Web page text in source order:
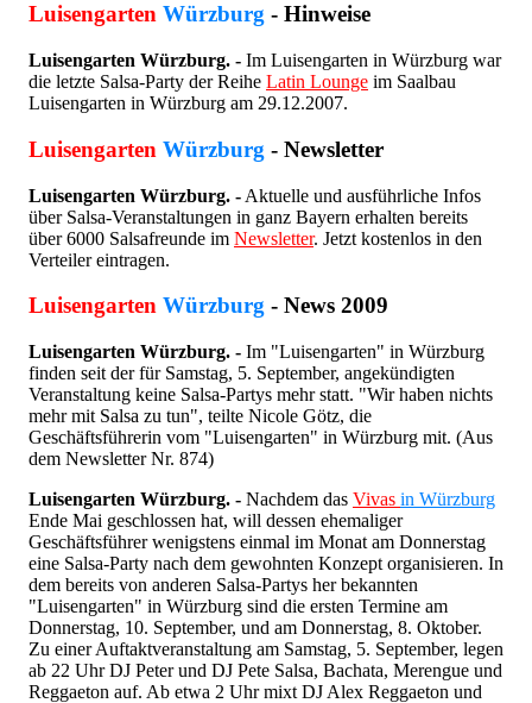
Luisengarten Würzburg - Hinweise
Luisengarten Würzburg. - Im Luisengarten in Würzburg war
die letzte Salsa-Party der Reihe Latin Lounge im Saalbau
Luisengarten in Würzburg am 29.12.2007.
Luisengarten Würzburg - Newsletter
Luisengarten Würzburg. - Aktuelle und ausführliche Infos
über Salsa-Veranstaltungen in ganz Bayern erhalten bereits
über 6000 Salsafreunde im Newsletter. Jetzt kostenlos in den
Verteiler eintragen.
Luisengarten Würzburg - News 2009
Luisengarten Würzburg. - Im "Luisengarten" in Würzburg
finden seit der für Samstag, 5. September, angekündigten
Veranstaltung keine Salsa-Partys mehr statt. "Wir haben nichts
mehr mit Salsa zu tun", teilte Nicole Götz, die
Geschäftsführerin vom "Luisengarten" in Würzburg mit. (Aus
dem Newsletter Nr. 874)
Luisengarten Würzburg. - Nachdem das Vivas in Würzburg
Ende Mai geschlossen hat, will dessen ehemaliger
Geschäftsführer wenigstens einmal im Monat am Donnerstag
eine Salsa-Party nach dem gewohnten Konzept organisieren. In
dem bereits von anderen Salsa-Partys her bekannten
"Luisengarten" in Würzburg sind die ersten Termine am
Donnerstag, 10. September, und am Donnerstag, 8. Oktober.
Zu einer Auftaktveranstaltung am Samstag, 5. September, legen
ab 22 Uhr DJ Peter und DJ Pete Salsa, Bachata, Merengue und
Reggaeton auf. Ab etwa 2 Uhr mixt DJ Alex Reggaeton und